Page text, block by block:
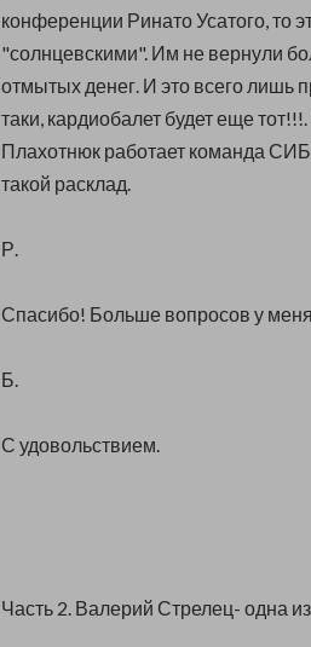
конференции Ринато Усатого, то
"солнцевскими". Им не вернули
отмытых денег. И это всего лишь
таки, кардиобалет будет еще
Плахотнюк работает команда
такой расклад.
Р.
Спасибо! Больше вопросов у
Б.
С удовольствием.
Часть 2. Валерий Стрелец- одна